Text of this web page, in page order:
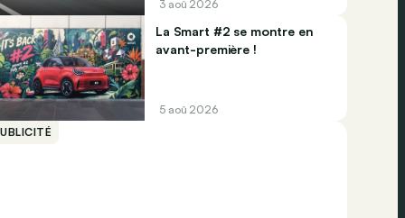
3 aoû 2026
La Smart #2 se montre en
avant-première !
5 aoû 2026